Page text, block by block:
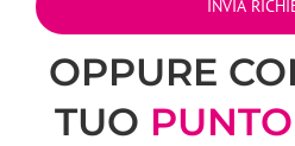
OPPURE
TUO